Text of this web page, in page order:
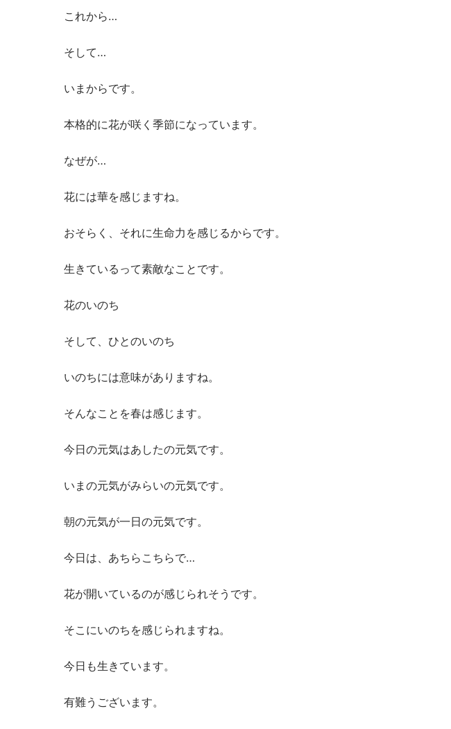
これから…
そして…
いまからです。
本格的に花が咲く季節になっています。
なぜが…
花には華を感じますね。
おそらく、それに生命力を感じるからです。
生きているって素敵なことです。
花のいのち
そして、ひとのいのち
いのちには意味がありますね。
そんなことを春は感じます。
今日の元気はあしたの元気です。
いまの元気がみらいの元気です。
朝の元気が一日の元気です。
今日は、あちらこちらで…
花が開いているのが感じられそうです。
そこにいのちを感じられますね。
今日も生きています。
有難うございます。